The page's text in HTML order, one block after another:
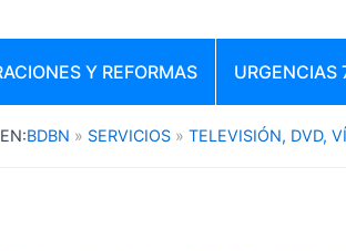
Y REFORMAS
BDBN SERVICIOS TELEVISIÓN, DVD,